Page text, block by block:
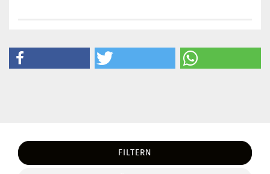
FILTERN